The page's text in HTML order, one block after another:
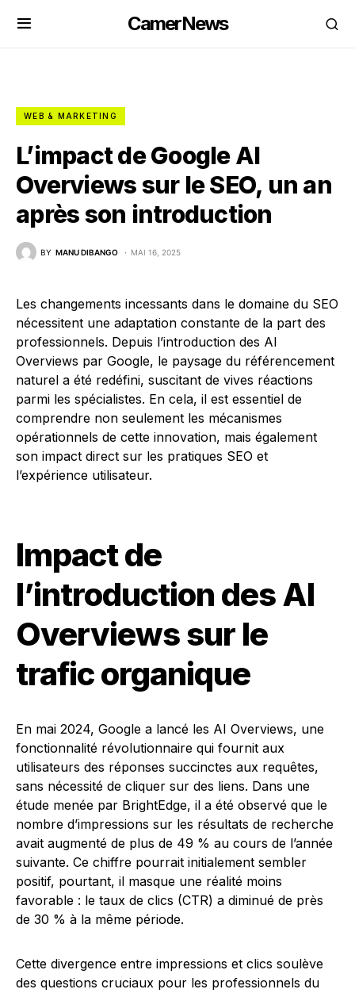
CamerNews
WEB & MARKETING
L’impact de Google AI
Overviews sur le SEO, un an
après son introduction
BY MANU DIBANGO MAI 16, 2025
Les changements incessants dans le domaine du SEO
nécessitent une adaptation constante de la part des
professionnels. Depuis l’introduction des AI
Overviews par Google, le paysage du référencement
naturel a été redéfini, suscitant de vives réactions
parmi les spécialistes. En cela, il est essentiel de
comprendre non seulement les mécanismes
opérationnels de cette innovation, mais également
son impact direct sur les pratiques SEO et
l’expérience utilisateur.
Impact de
l’introduction des AI
Overviews sur le
trafic organique
En mai 2024, Google a lancé les AI Overviews, une
fonctionnalité révolutionnaire qui fournit aux
utilisateurs des réponses succinctes aux requêtes,
sans nécessité de cliquer sur des liens. Dans une
étude menée par BrightEdge, il a été observé que le
nombre d’impressions sur les résultats de recherche
avait augmenté de plus de 49 % au cours de l’année
suivante. Ce chiffre pourrait initialement sembler
positif, pourtant, il masque une réalité moins
favorable : le taux de clics (CTR) a diminué de près
de 30 % à la même période.
Cette divergence entre impressions et clics soulève
des questions cruciaux pour les professionnels du